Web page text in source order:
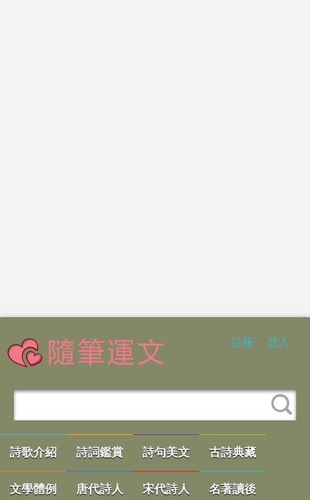
註冊 登入
詩歌介紹 詩詞鑑賞 詩句美文 古詩典藏
文學體例 唐代詩人 宋代詩人 名著讀後